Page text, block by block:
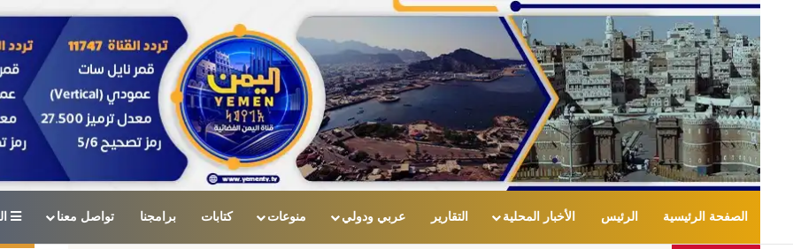
الصفحة الرئيسية الرئيس الأخبار المحلية التقارير عربي ودولي منوعات كتابات برامجنا تواصل معنا